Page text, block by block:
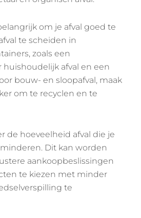
om je afval goed te
te scheiden in
zoals een
huishoudelijk afval en een
bouw- en sloopafval, maak
om te recyclen en te
de hoeveelheid afval die je
Dit kan worden
aankoopbeslissingen
te kiezen met minder
te